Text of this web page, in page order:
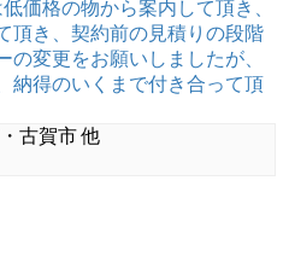
価格の物から案内して頂き、
頂き、契約前の見積りの段階
の変更をお願いしましたが、
納得のいくまで付き合って頂
古賀市 他